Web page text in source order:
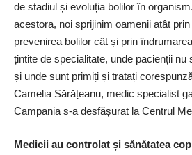
de stadiul și evoluția bolilor în
acestora, noi sprijinim oamenii atât
prevenirea bolilor cât și prin
țintite de specialitate, unde pacienții nu
și unde sunt primiți și tratați
Camelia Sărățeanu, medic specialist
Campania s-a desfășurat la Centrul
Medicii au controlat și sănătatea